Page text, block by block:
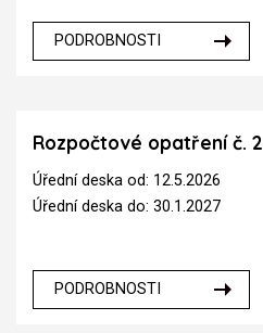
PODROBNOSTI
Rozpočtové opatření č. 2
Úřední deska od: 12.5.2026
Úřední deska do: 30.1.2027
PODROBNOSTI